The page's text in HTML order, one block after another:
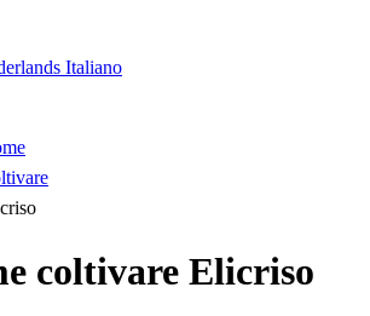
Italiano
coltivare Elicriso